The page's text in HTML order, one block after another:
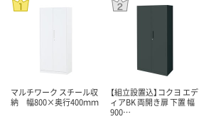
マルチワーク スチール収
納 幅800×奥行400ｍｍ
【組立設置込】コクヨ エデ
ィアBK 両開き扉 下置 幅
900…